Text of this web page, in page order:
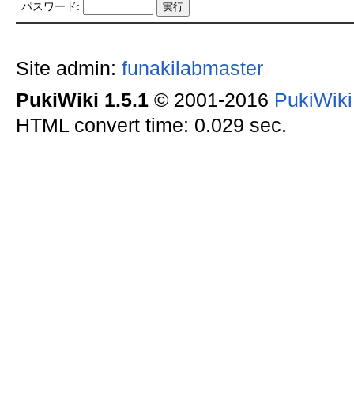
パスワード:
Site admin: funakilabmaster
PukiWiki 1.5.1© 2001-2016
HTML convert time: 0.029 sec.